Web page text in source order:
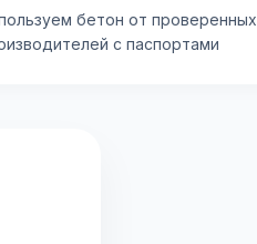
бетон от проверенных
с паспортами